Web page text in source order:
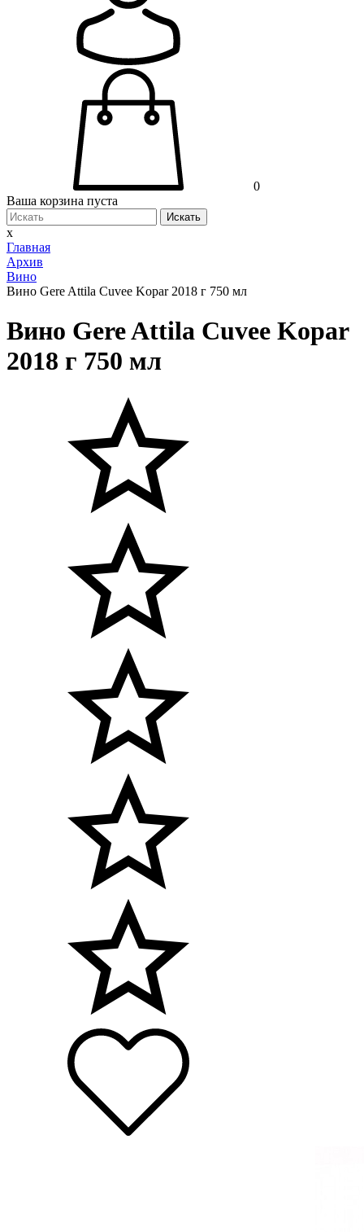
0
Ваша корзина пуста
Искать
x
Главная
Архив
Вино
Вино Gere Attila Cuvee Kopar 2018 г 750 мл
Вино Gere Attila Cuvee Kopar
2018 г 750 мл